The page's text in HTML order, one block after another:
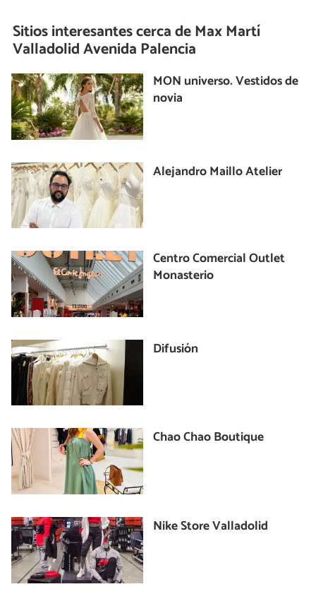
Sitios interesantes cerca deMax Martí
Valladolid Avenida Palencia
MON universo. Vestidos de
novia
Alejandro Maillo Atelier
Centro Comercial Outlet
Monasterio
Difusión
Chao Chao Boutique
Nike Store Valladolid